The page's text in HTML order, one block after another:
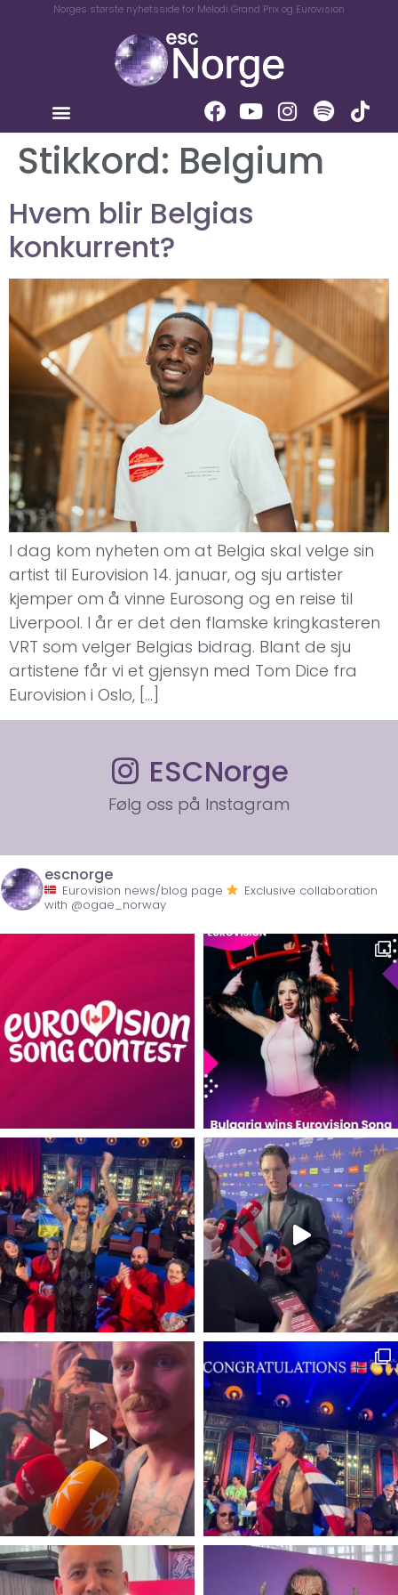
Norges største nyhetsside for Melodi Grand Prix og Eurovision
Stikkord: Belgium
Hvem blir Belgias
konkurrent?
I dag kom nyheten om at Belgia skal velge sin
artist til Eurovision 14. januar, og sju artister
kjemper om å vinne Eurosong og en reise til
Liverpool. I år er det den flamske kringkasteren
VRT som velger Belgias bidrag. Blant de sju
artistene får vi et gjensyn med Tom Dice fra
Eurovision i Oslo, […]
ESCNorge
Følg oss på Instagram
escnorge
Eurovision news/blog page
Exclusive collaboration
with @ogae_norway